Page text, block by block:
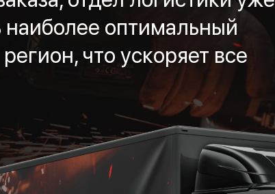
наиболее оптимальный
что ускоряет все